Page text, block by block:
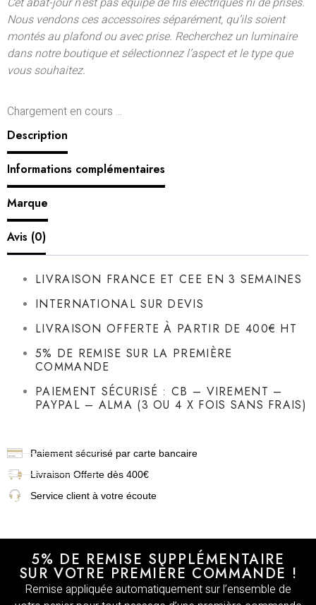
Nous vendons ces accessoires séparément, qu’ils soient
montés au plafond ou avec prise. Recherchez un luminaire
dans notre boutique et sélectionnez l’aspect et le type que
vous souhaitez.
Chargement en cours ...
Description
Informations complémentaires
Marque
Avis (0)
LIVRAISON FRANCE ET CEE EN 3 SEMAINES
INTERNATIONAL SUR DEVIS
LIVRAISON OFFERTE À PARTIR DE 400€ HT
5% DE REMISE SUR LA PREMIÈRE
COMMANDE
PAIEMENT SÉCURISÉ : CB – VIREMENT –
PAYPAL – ALMA (3 OU 4 X FOIS SANS FRAIS)
Paiement sécurisé par carte bancaire
Livraison Offerte dès 400€
Service client à votre écoute
5% DE REMISE SUPPLÉMENTAIRE
SUR VOTRE PREMIÈRE COMMANDE !
Remise appliquée automatiquement sur l’ensemble de